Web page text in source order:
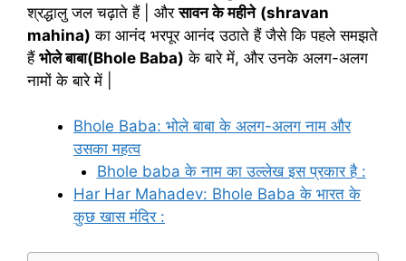
श्रद्धालु जल चढ़ाते हैं | औरसावन के महीने (shravan
mahina) का आनंद भरपूर आनंद उठाते हैं जैसे कि पहले समझते
हैं भोले बाबा(Bhole Baba) के बारे में, और उनके अलग-अलग
नामों के बारे में |
Bhole Baba: भोले बाबा के अलग-अलग नाम और
उसका महत्व
Bhole baba के नाम का उल्लेख इस प्रकार है :
Har Har Mahadev: Bhole Baba के भारत के
कुछ खास मंदिर :